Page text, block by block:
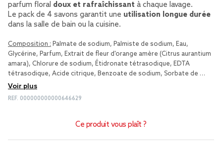
parfum floral doux et rafraîchissant à chaque lavage.
Le pack de 4 savons garantit une utilisation longue durée
dans la salle de bain ou la cuisine.
Composition : Palmate de sodium, Palmiste de sodium, Eau,
Glycérine, Parfum, Extrait de fleur d'orange amère (Citrus aurantium
amara), Chlorure de sodium, Étidronate tétrasodique, EDTA
tétrasodique, Acide citrique, Benzoate de sodium, Sorbate de …
Voir plus
REF. 000000000000646629
Ce produit vous plaît ?